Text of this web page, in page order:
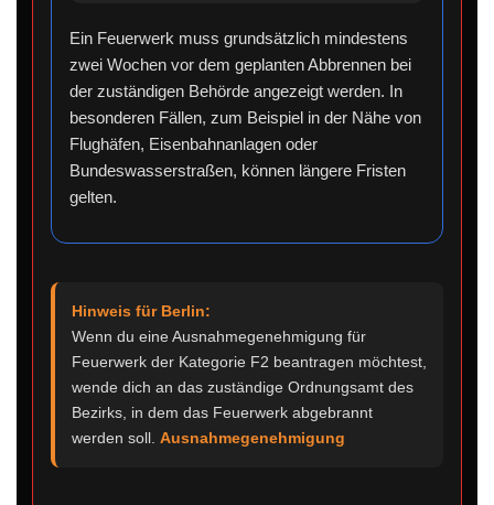
Ein Feuerwerk muss grundsätzlich mindestens
zwei Wochen vor dem geplanten Abbrennen bei
der zuständigen Behörde angezeigt werden. In
besonderen Fällen, zum Beispiel in der Nähe von
Flughäfen, Eisenbahnanlagen oder
Bundeswasserstraßen, können längere Fristen
gelten.
Hinweis für Berlin:
Wenn du eine Ausnahmegenehmigung für
Feuerwerk der Kategorie F2 beantragen möchtest,
wende dich an das zuständige Ordnungsamt des
Bezirks, in dem das Feuerwerk abgebrannt
werden soll. Ausnahmegenehmigung